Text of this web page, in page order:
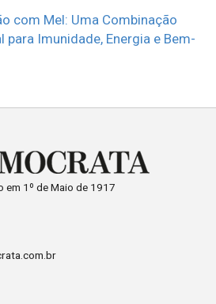
com Mel: Uma Combinação
para Imunidade, Energia e Bem-
em 1º de Maio de 1917